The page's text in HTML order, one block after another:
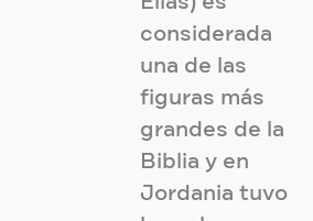
considerada
una de las
figuras más
grandes de la
Biblia y en
Jordania tuvo